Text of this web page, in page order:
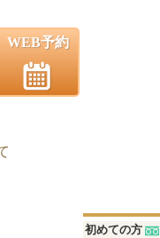
WEB予約
初めての方